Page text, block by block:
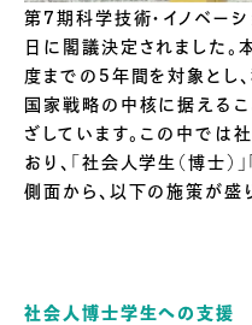
第7期科学技術・イノベ
日に閣議決定されました
度までの5年間を対象とし
国家戦略の中核に据える
ざしています。この中では
おり、「社会人学生（博士）
側面から、以下の施策が盛
社会人博士学生への支援